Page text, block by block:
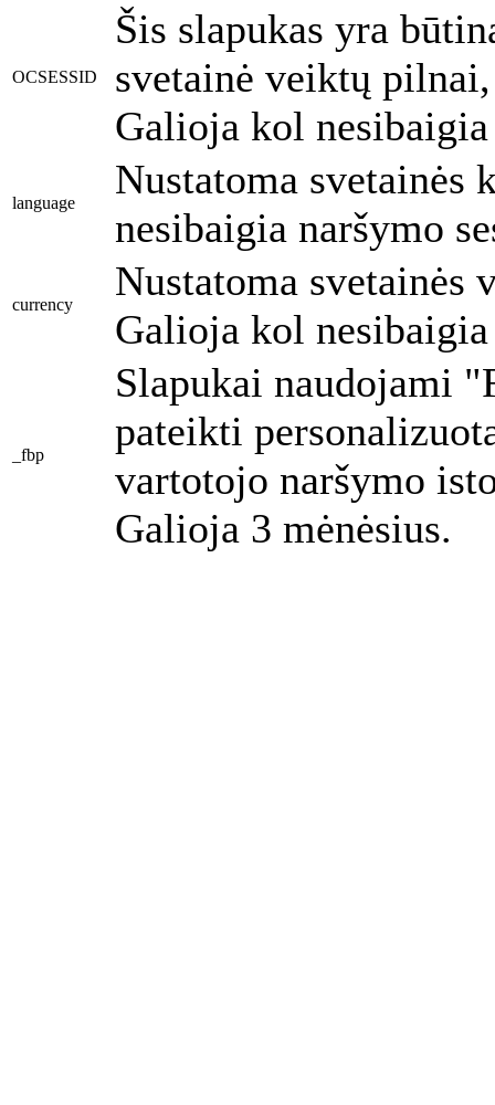
OCSESSID
Šis slapukas yra
svetainė veiktų
Galioja kol
language
Nustatoma svetainės
nesibaigia naršymo
currency
Nustatoma svetainės
Galioja kol
_fbp
Slapukai naudojami
pateikti
vartotojo naršymo
Galioja 3 mėnėsius.